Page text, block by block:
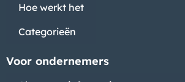
Hoe werkt het
Categorieën
Voor ondernemers